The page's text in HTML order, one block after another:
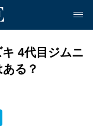
4代目ジムニ
る？